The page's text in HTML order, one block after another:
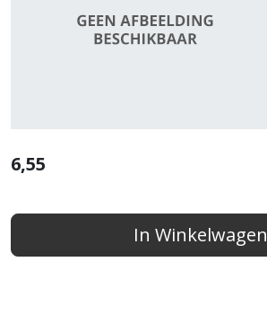
6,55
In Winkelwagen